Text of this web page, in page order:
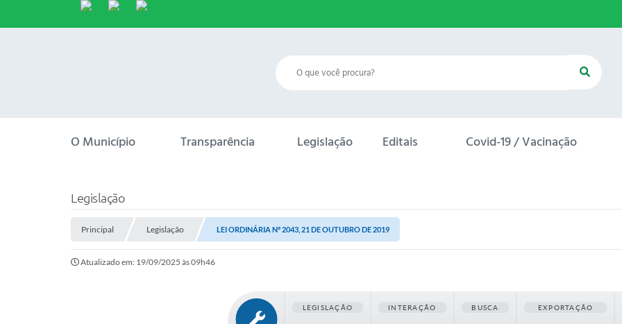
O Município Transparência Legislação Editais Covid-19 / Vacinação
Legislação
Principal Legislação LEI ORDINÁRIA Nº 2043, 21 DE OUTUBRO DE 2019
Atualizado em: 19/09/2025 às 09h46
LEGISLAÇÃO INTERAÇÃO BUSCA EXPORTAÇÃO